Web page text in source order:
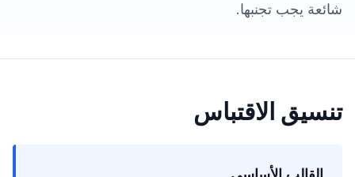
شائعة يجب تجنبها.
تنسيق الاقتباس